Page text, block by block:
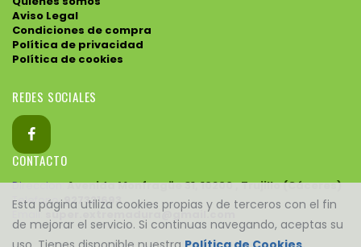
Esta página utiliza cookies propias y de terceros con el fin
de mejorar el servicio. Si continuas navegando, aceptas su
Aviso Legal
Condiciones de compra
Política de privacidad
Política de cookies
REDES SOCIALES
CONTACTO
Direccion:Avenida Monfragüe 31, 10200 , Trujillo (Cáceres)
Telefono: 927321693
Email:
super.extremadura@gmail.com